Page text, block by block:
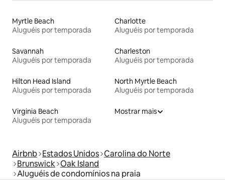
Myrtle Beach
Aluguéis por temporada
Charlotte
Aluguéis por temporada
Savannah
Aluguéis por temporada
Charleston
Aluguéis por temporada
Hilton Head Island
Aluguéis por temporada
North Myrtle Beach
Aluguéis por temporada
Virginia Beach
Aluguéis por temporada
Mostrar mais
Airbnb Estados Unidos Carolina do Norte
Brunswick Oak Island
Aluguéis de condomínios na praia